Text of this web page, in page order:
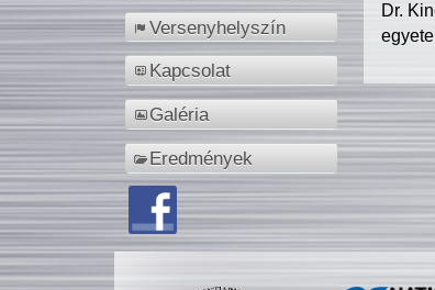
Versenyhelyszín
Kapcsolat
Galéria
Eredmények
Dr.